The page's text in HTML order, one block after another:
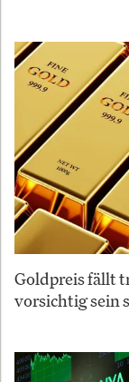
Goldpreis fällt
vorsichtig sein